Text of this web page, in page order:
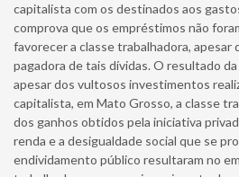
capitalista com os destinados aos
comprova que os empréstimos não
favorecer a classe trabalhadora, apesar
pagadora de tais dívidas. O resultado
apesar dos vultosos investimentos
capitalista, em Mato Grosso, a classe
dos ganhos obtidos pela iniciativa
renda e a desigualdade social que se
endividamento público resultaram no